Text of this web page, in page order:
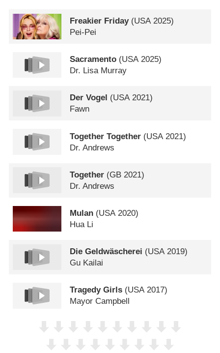
Freakier Friday(USA2025)
Pei-Pei
Sacramento (USA2025)
Dr. Lisa Murray
Der Vogel (USA2021)
Fawn
Together Together (USA 2021)
Dr. Andrews
Together (GB 2021)
Dr. Andrews
Mulan (USA2020)
Hua Li
Die Geldwäscherei (USA2019)
Gu Kailai
Tragedy Girls (USA2017)
Mayor Campbell